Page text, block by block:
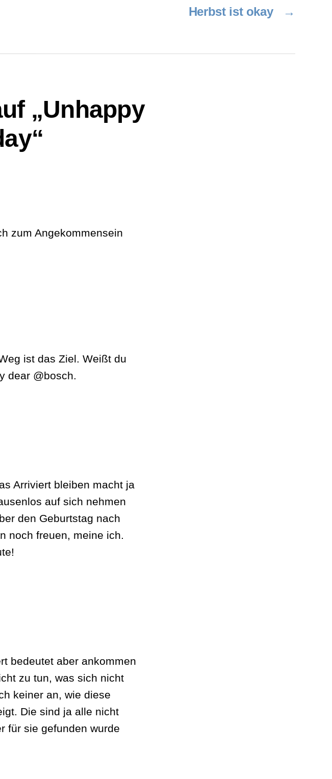
→
Herbst ist okay
„Unhappy
zum Angekommensein
ist das Ziel. Weißt du
dear @bosch.
Arriviert bleiben macht ja
auf sich nehmen
den Geburtstag nach
noch freuen, meine ich.
bedeutet aber ankommen
zu tun, was sich nicht
keiner an, wie diese
Die sind ja alle nicht
für sie gefunden wurde